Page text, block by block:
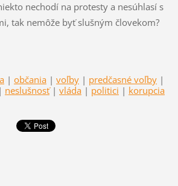
nechodí na protesty a nesúhlasí s
tak nemôže byť slušným človekom?
| občania | voľby | predčasné voľby |
| neslušnosť | vláda | politici | korupcia